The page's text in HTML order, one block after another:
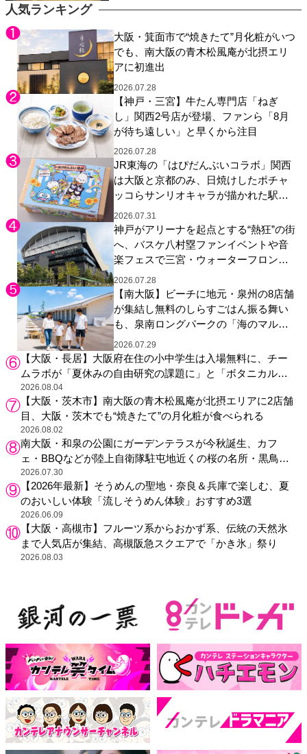
人気ランキング
大阪・箕面市で“焼きたて”月化粧がいつ
でも、南大阪の青木松風庵が北摂エリ
アに初進出
2026.07.28
【神戸・三宮】牛たん専門店「ねぎ
し」関西2号店が登場、ファンら「8月
が待ち遠しい」と早くから注目
2026.07.28
JR東海の「はぴだんぶいコラボ」関西
は大阪と京都のみ、日焼けしたポチャ
ッコらサンリオキャラが描かれた駅弁
やグッズが登場
2026.07.31
神戸がアリーナを起点とする“熱狂”の街
へ、バスケ八村塁ファンイベントや音
楽フェスで三宮・ウォーターフロント
を活性化
2026.07.28
【南大阪】ビーチに地元・泉州の8店舗
が集結し無料のしらすごはん振る舞い
も、泉南ロングパークの「海のマルシ
ェ」がリニューアル！
2026.07.29
【大阪・長居】大阪府在住の小中学生は入場無料に、チー
ムラボが「夏休みの自由研究の課題に」と「ボタニカルガ
ーデン 大阪」へ招待
2026.08.04
【大阪・茨木市】南大阪の青木松風庵が北摂エリアに2店舗
目、大阪・茨木でも“焼きたて”の月化粧が食べられる
2026.08.02
南大阪・和泉の公園にガーデンテラスが今秋誕生、カフ
ェ・BBQなどが陸上自衛隊駐屯地近くの桜の名所・黒鳥山
公園に
2026.07.30
【2026年最新】そうめんの聖地・奈良＆兵庫で楽しむ、夏
のおいしい体験「流しそうめん体験」おすすめ3選
2026.06.09
【大阪・高槻市】フルーツ系からおかず系、伝統の天然氷
まで人気店が集結、高槻阪急スクエアで「かき氷」祭り
2026.08.03